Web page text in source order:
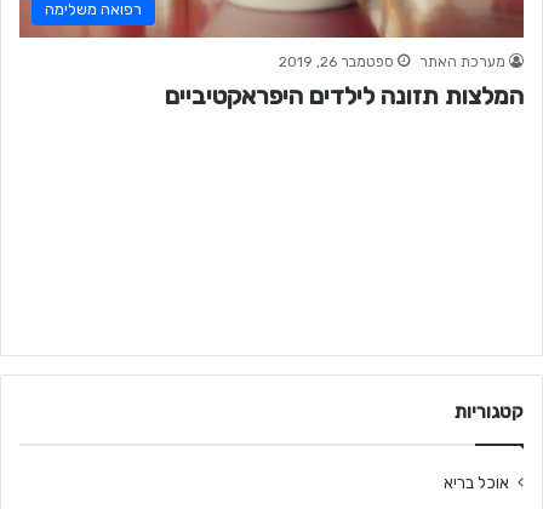
רפואה משלימה
מערכת האתר ספטמבר 26, 2019
המלצות תזונה לילדים היפראקטיביים
קטגוריות
אוכל בריא